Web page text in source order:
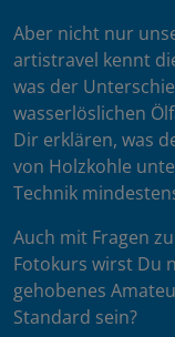
Aber nicht nur
artistravel kennt
was der
wasserlöslichen
Dir erklären, was
von Holzkohle
Technik
Auch mit Fragen
Fotokurs wirst Du
gehobenes
Standard sein?